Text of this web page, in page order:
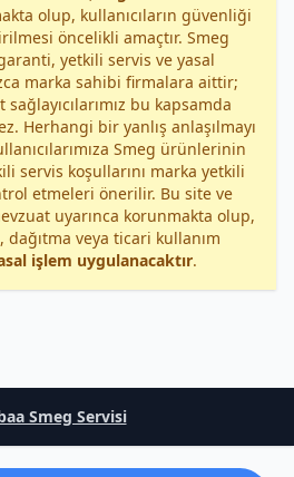
olup, kullanıcıların güvenliği
öncelikli amaçtır. Smeg
yetkili servis ve yasal
marka sahibi firmalara aittir;
bu kapsamda
Herhangi bir yanlış anlaşılmayı
Smeg ürünlerinin
servis koşullarını marka yetkili
etmeleri önerilir. Bu site ve
uyarınca korunmakta olup,
dağıtma veya ticari kullanım
işlem uygulanacaktır.
Smeg Servisi